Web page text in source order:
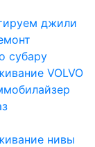
джили
субару
VOLVO
нивы